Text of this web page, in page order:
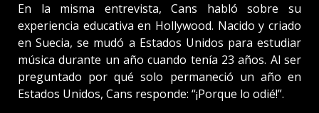
En la misma entrevista, Cans habló sobre su
experiencia educativa en Hollywood. Nacido y criado
en Suecia, se mudó a Estados Unidos para estudiar
música durante un año cuando tenía 23 años. Al ser
preguntado por qué solo permaneció un año en
Estados Unidos, Cans responde: “¡Porque lo odié!”.